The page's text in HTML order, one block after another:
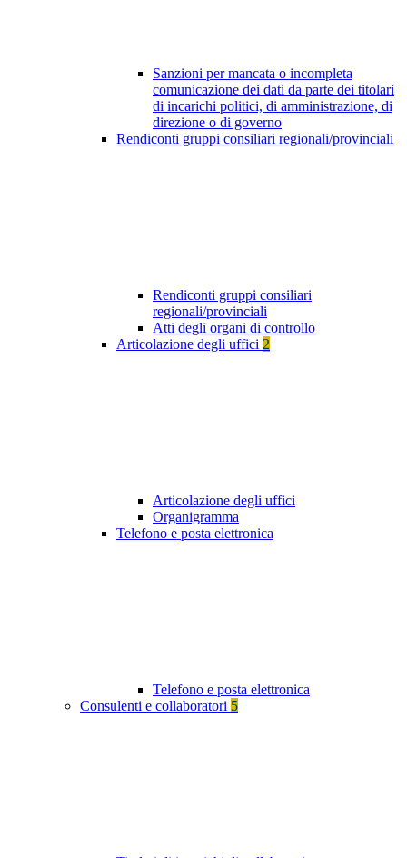
Sanzioni per mancata o incompleta
comunicazione dei dati da parte dei titolari
di incarichi politici, di amministrazione, di
direzione o di governo
Rendiconti gruppi consiliari regionali/provinciali
Rendiconti gruppi consiliari
regionali/provinciali
Atti degli organi di controllo
Articolazione degli uffici 2
Articolazione degli uffici
Organigramma
Telefono e posta elettronica
Telefono e posta elettronica
Consulenti e collaboratori 5